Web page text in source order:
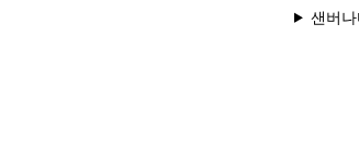
샌버